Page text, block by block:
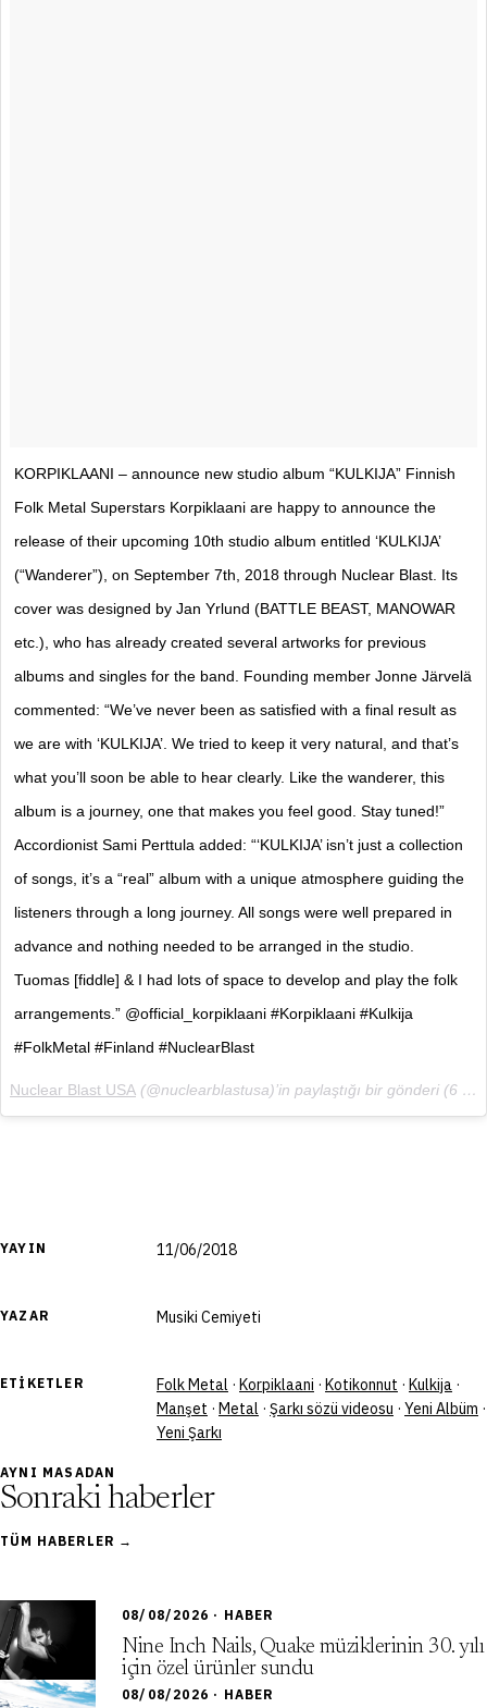
YAYIN 11/06/2018
YAZAR Musiki Cemiyeti
ETIKETLER Folk Metal · Korpiklaani · Kotikonnut · Kulkija ·
Manşet · Metal · Şarkı sözü videosu · Yeni Albüm ·
Yeni Şarkı
KORPIKLAANI – announce new studio album “KULKIJA” Finnish
Folk Metal Superstars Korpiklaani are happy to announce the
release of their upcoming 10th studio album entitled ‘KULKIJA’
(“Wanderer”), on September 7th, 2018 through Nuclear Blast. Its
cover was designed by Jan Yrlund (BATTLE BEAST, MANOWAR
etc.), who has already created several artworks for previous
albums and singles for the band. Founding member Jonne Järvelä
commented: “We’ve never been as satisfied with a final result as
we are with ‘KULKIJA’. We tried to keep it very natural, and that’s
what you’ll soon be able to hear clearly. Like the wanderer, this
album is a journey, one that makes you feel good. Stay tuned!”
Accordionist Sami Perttula added: “‘KULKIJA’ isn’t just a collection
of songs, it’s a “real” album with a unique atmosphere guiding the
listeners through a long journey. All songs were well prepared in
advance and nothing needed to be arranged in the studio.
Tuomas [fiddle] & I had lots of space to develop and play the folk
arrangements.” @official_korpiklaani #Korpiklaani #Kulkija
#FolkMetal #Finland #NuclearBlast
Nuclear Blast USA (@nuclearblastusa)’in paylaştığı bir gönderi (6 Nis, 2018, 6:44ös PDT
AYNI MASADAN
Sonraki haberler
TÜM HABERLER →
08/08/2026 · HABER
Nine Inch Nails, Quake müziklerinin 30. yılı
için özel ürünler sundu
08/08/2026 · HABER